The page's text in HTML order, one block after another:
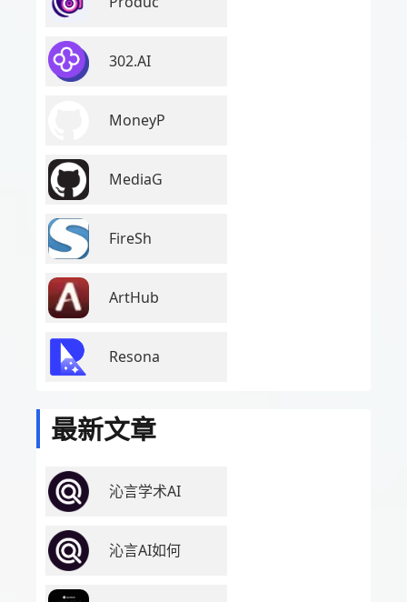
302.AI
MoneyP
MediaG
FireSh
ArtHub
Resona
最新文章
沁言学术AI
沁言AI如何